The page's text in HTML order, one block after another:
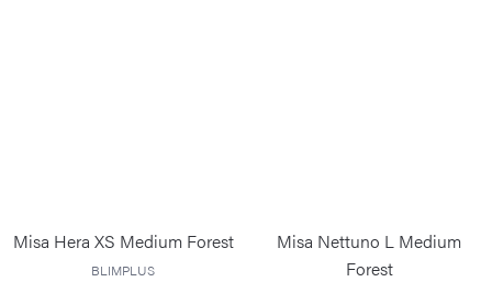
Misa Hera XS Medium Forest
BLIMPLUS
Misa Nettuno L Medium
Forest